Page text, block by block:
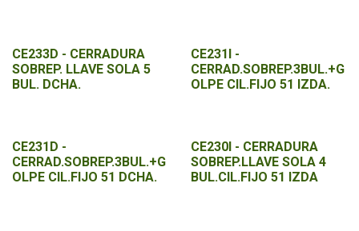
CE233D - CERRADURA
SOBREP. LLAVE SOLA 5
BUL. DCHA.
CE231I -
CERRAD.SOBREP.3BUL.+G
OLPE CIL.FIJO 51 IZDA.
CE231D -
CERRAD.SOBREP.3BUL.+G
OLPE CIL.FIJO 51 DCHA.
CE230I - CERRADURA
SOBREP.LLAVE SOLA 4
BUL.CIL.FIJO 51 IZDA